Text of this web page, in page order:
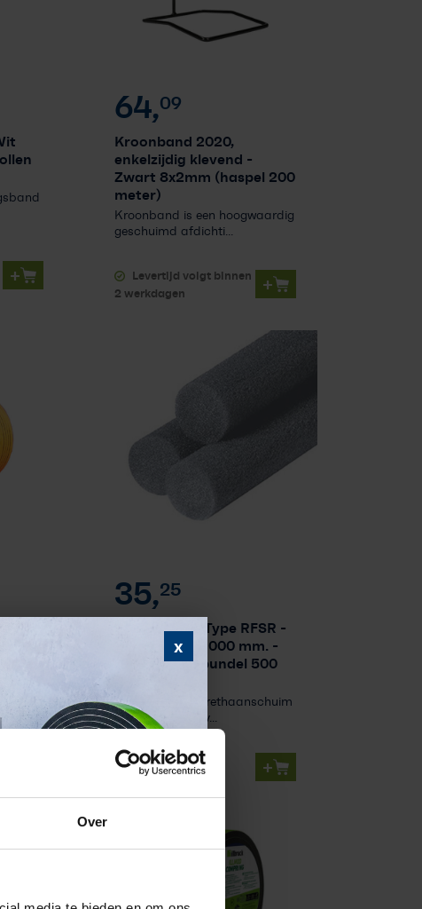
Over
+
64,09
Kroonband 2020,
enkelzijdig klevend -
Zwart 8x2mm (haspel 200
meter)
Kroonband is een hoogwaardig
geschuimd afdichti...
Levertijd volgt binnen
2 werkdagen
+
35,25
Rondschuim Type RFSR -
Stroken van 1000 mm. -
Grijs 10mm (bundel 500
opencellig polyurethaanschuim
dat dient ter opv...
Op voorraad +
NIEUW
x